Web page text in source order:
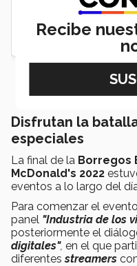
Disfrutan la
especiales
La final de la Borregos
McDonald's 2022
eventos a lo largo del
Para comenzar el
panel "Industria de los
posteriormente el
digitales", en el que
diferentesstreamers
Recibe